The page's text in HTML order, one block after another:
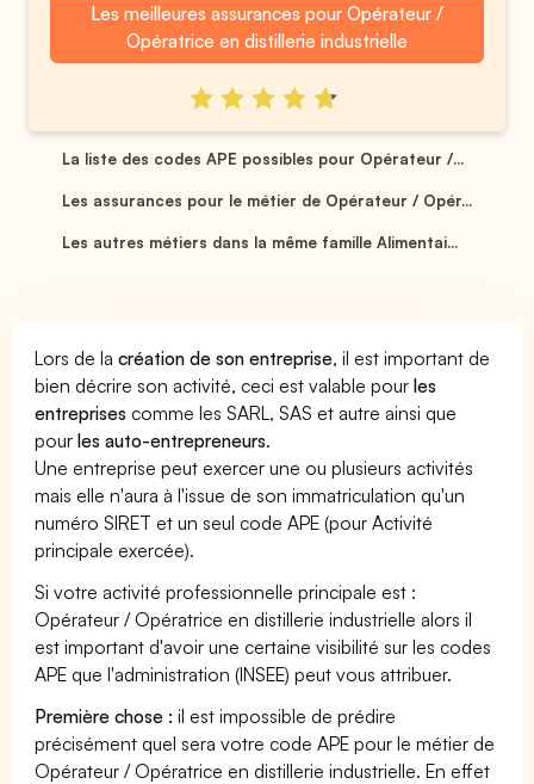
Les meilleures assurances pour Opérateur /
Opératrice en distillerie industrielle
La liste des codes APE possibles pour Opérateur /...
Les assurances pour le métier de Opérateur / Opér...
Les autres métiers dans la même famille Alimentai...
Lors de lacréation de son entreprise, il est important de
bien décrire son activité, ceci est valable pourles
entreprises comme les SARL, SAS et autre ainsi que
pourles auto-entrepreneurs.
Une entreprise peut exercer une ou plusieurs activités
mais elle n'aura à l'issue de son immatriculation qu'un
numéro SIRET et un seul code APE (pour Activité
principale exercée).
Si votre activité professionnelle principale est :
Opérateur / Opératrice en distillerie industrielle alors il
est important d'avoir une certaine visibilité sur les codes
APE que l'administration (INSEE) peut vous attribuer.
Première chose : il est impossible de prédire
précisément quel sera votre code APE pour le métier de
Opérateur / Opératrice en distillerie industrielle. En effet